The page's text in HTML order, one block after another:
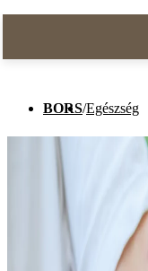
BORS/Egészség